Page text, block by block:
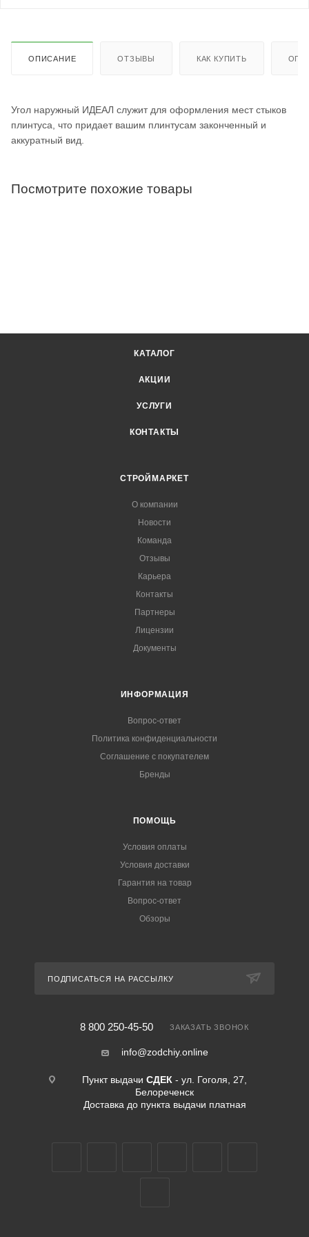
ОПИСАНИЕ ОТЗЫВЫ КАК КУПИТЬ
Угол наружный ИДЕАЛ служит для оформления мест стыков
плинтуса, что придает вашим плинтусам законченный и
аккуратный вид.
Посмотрите похожие товары
КАТАЛОГ
АКЦИИ
УСЛУГИ
КОНТАКТЫ
СТРОЙМАРКЕТ
О компании
Новости
Команда
Отзывы
Карьера
Контакты
Партнеры
Лицензии
Документы
ИНФОРМАЦИЯ
Вопрос-ответ
Политика конфиденциальности
Соглашение с покупателем
Бренды
ПОМОЩЬ
Условия оплаты
Условия доставки
Гарантия на товар
Вопрос-ответ
Обзоры
ПОДПИСАТЬСЯ НА РАССЫЛКУ
8 800 250-45-50 ЗАКАЗАТЬ ЗВОНОК
info@zodchiy.online
Пункт выдачи СДЕК - ул. Гоголя, 27,
Белореченск
Доставка до пункта выдачи платная